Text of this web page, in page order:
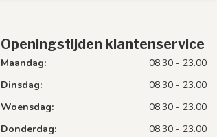
Openingstijden klantenservice
Maandag:
08.30 - 23.00
Dinsdag:
08.30 - 23.00
Woensdag:
08.30 - 23.00
Donderdag:
08.30 - 23.00